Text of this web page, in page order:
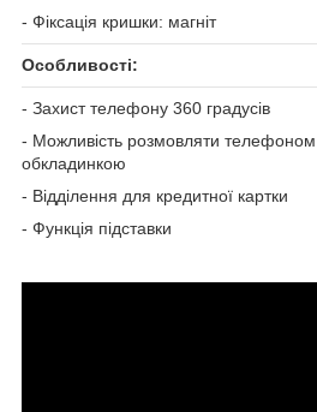
- Фіксація кришки: магніт
Особливості:
- Захист телефону 360 градусів
- Можливість розмовляти телефоном
обкладинкою
- Відділення для кредитної картки
- Функція підставки